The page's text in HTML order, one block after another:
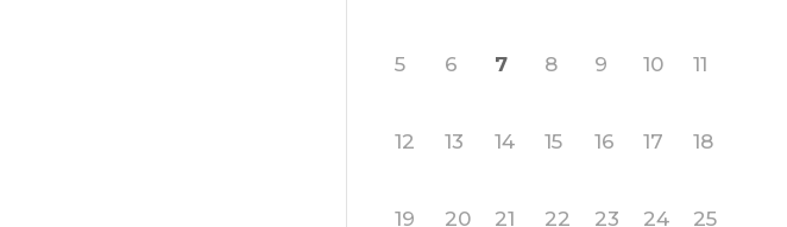
5 6 7 8 9 10 11
12 13 14 15 16 17 18
19 20 21 22 23 24 25